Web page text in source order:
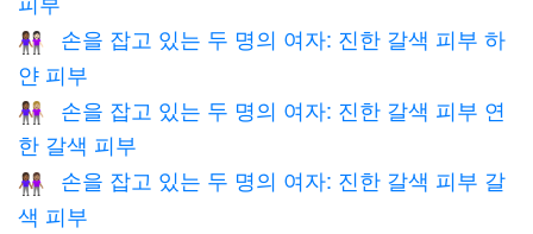
👩🏾‍🤝‍👩🏻
손을 잡고 있는 두 명의 여자: 진한 갈색 피부 하
얀 피부
👩🏾‍🤝‍👩🏼
손을 잡고 있는 두 명의 여자: 진한 갈색 피부 연
한 갈색 피부
👩🏾‍🤝‍👩🏽
손을 잡고 있는 두 명의 여자: 진한 갈색 피부 갈
색 피부